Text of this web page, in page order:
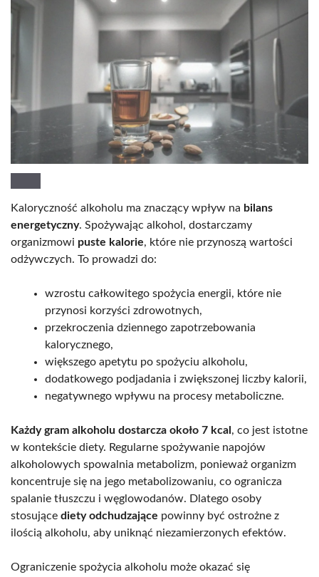
Kaloryczność alkoholu ma znaczący wpływ na bilans
energetyczny. Spożywając alkohol, dostarczamy
organizmowi puste kalorie, które nie przynoszą wartości
odżywczych. To prowadzi do:
wzrostu całkowitego spożycia energii, które nie
przynosi korzyści zdrowotnych,
przekroczenia dziennego zapotrzebowania
kalorycznego,
większego apetytu po spożyciu alkoholu,
dodatkowego podjadania i zwiększonej liczby kalorii,
negatywnego wpływu na procesy metaboliczne.
Każdy gram alkoholu dostarcza około 7 kcal , co jest istotne
w kontekście diety. Regularne spożywanie napojów
alkoholowych spowalnia metabolizm, ponieważ organizm
koncentruje się na jego metabolizowaniu, co ogranicza
spalanie tłuszczu i węglowodanów. Dlatego osoby
stosujące diety odchudzające powinny być ostrożne z
ilością alkoholu, aby uniknąć niezamierzonych efektów.
Ograniczenie spożycia alkoholu może okazać się